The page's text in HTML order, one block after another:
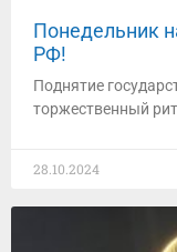
Понедельник
РФ!
Поднятие
торжественный
28.10.2024